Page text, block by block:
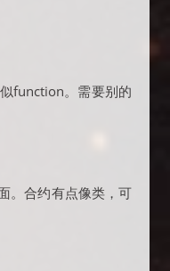
function。需要别的
。合约有点像类，可